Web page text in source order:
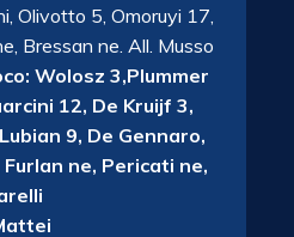
Olivotto 5, Omoruyi 17,
Bressan ne. All. Musso
Wolosz 3,Plummer
12, De Kruijf 3,
9, De Gennaro,
ne, Pericati ne,